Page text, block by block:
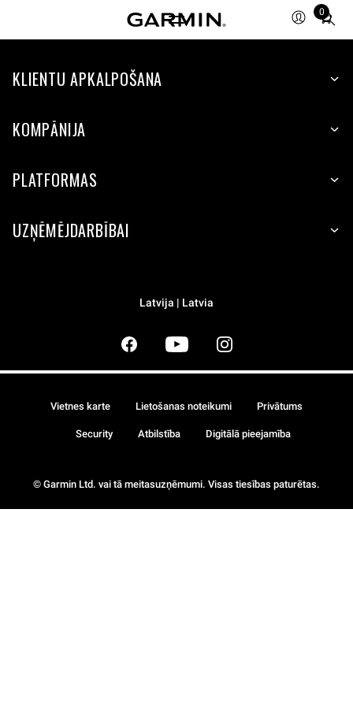
0
Total
items
cart:
KLIENTU APKALPOŠANA
KOMPĀNIJA
PLATFORMAS
UZŅĒMĒJDARBĪBAI
Latvija | Latvia
© Garmin Ltd. vai tā meitasuzņēmumi. Visas tiesības paturētas.
Vietnes karte Lietošanas noteikumi Privātums
Security Atbilstība Digitālā pieejamība